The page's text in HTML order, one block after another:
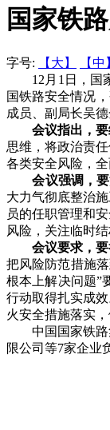
国家铁
字号: 【大】 【中
12月1日，国家
国铁路安全情况
成员、副局长吴
会议指出，
思维，将政治责
各类安全风险，
会议强调，
大力气彻底整治
员的任职管理和
风险，关注临时
会议要求，
把风险防范措施
根本上解决问题”
行动取得扎实成
火安全措施落实
中国国家铁路集
限公司等7家企业